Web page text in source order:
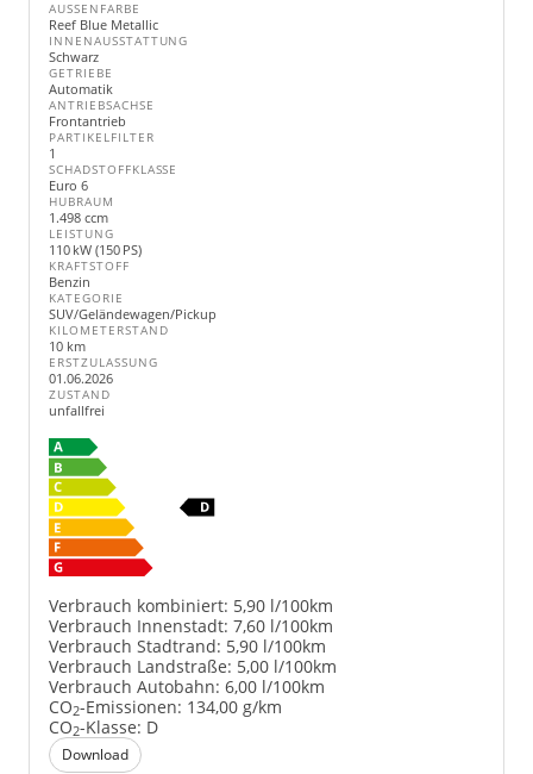
AUSSENFARBE
Reef Blue Metallic
INNENAUSSTATTUNG
Schwarz
GETRIEBE
Automatik
ANTRIEBSACHSE
Frontantrieb
PARTIKELFILTER
1
SCHADSTOFFKLASSE
Euro 6
HUBRAUM
1.498 ccm
LEISTUNG
110 kW (150 PS)
KRAFTSTOFF
Benzin
KATEGORIE
SUV/Geländewagen/Pickup
KILOMETERSTAND
10 km
ERSTZULASSUNG
01.06.2026
ZUSTAND
unfallfrei
Verbrauch kombiniert: 5,90 l/100km
Verbrauch Innenstadt: 7,60 l/100km
Verbrauch Stadtrand: 5,90 l/100km
Verbrauch Landstraße: 5,00 l/100km
Verbrauch Autobahn: 6,00 l/100km
CO2-Emissionen: 134,00 g/km
CO2-Klasse: D
Download